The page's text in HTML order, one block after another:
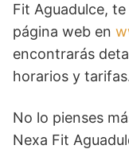
Fit Aguadulce,
página web en
encontrarás
horarios y
No lo pienses
Nexa Fit